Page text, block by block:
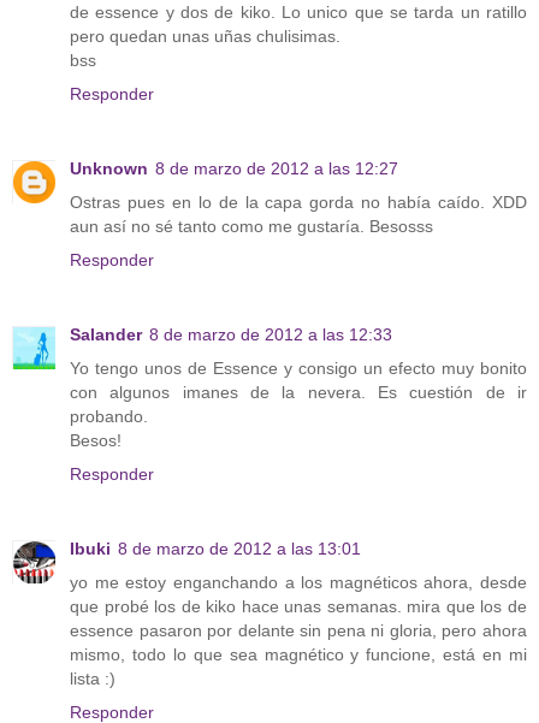
de essence y dos de kiko. Lo unico que se tarda un ratillo
pero quedan unas uñas chulisimas.
bss
Responder
Unknown 8 de marzo de 2012 a las 12:27
Ostras pues en lo de la capa gorda no había caído. XDD
aun así no sé tanto como me gustaría. Besosss
Responder
Salander 8 de marzo de 2012 a las 12:33
Yo tengo unos de Essence y consigo un efecto muy bonito
con algunos imanes de la nevera. Es cuestión de ir
probando.
Besos!
Responder
Ibuki 8 de marzo de 2012 a las 13:01
yo me estoy enganchando a los magnéticos ahora, desde
que probé los de kiko hace unas semanas. mira que los de
essence pasaron por delante sin pena ni gloria, pero ahora
mismo, todo lo que sea magnético y funcione, está en mi
lista :)
Responder